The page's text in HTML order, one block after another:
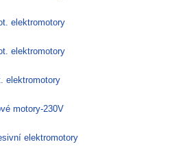
elektromotory
elektromotory
elektromotory
motory-230V
elektromotory